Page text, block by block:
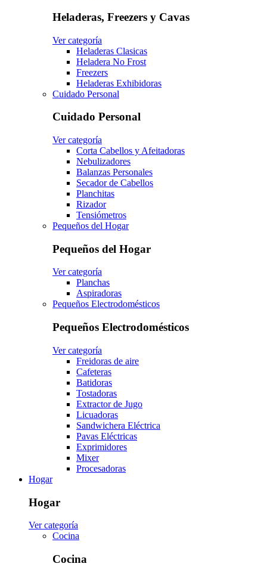
Heladeras, Freezers y Cavas
Ver categoría
Heladeras Clasicas
Heladera No Frost
Freezers
Heladeras Exhibidoras
Cuidado Personal
Cuidado Personal
Ver categoría
Corta Cabellos y Afeitadoras
Nebulizadores
Balanzas Personales
Secador de Cabellos
Planchitas
Rizador
Tensiómetros
Pequeños del Hogar
Pequeños del Hogar
Ver categoría
Planchas
Aspiradoras
Pequeños Electrodomésticos
Pequeños Electrodomésticos
Ver categoría
Freidoras de aire
Cafeteras
Batidoras
Tostadoras
Extractor de Jugo
Licuadoras
Sandwichera Eléctrica
Pavas Eléctricas
Exprimidores
Mixer
Procesadoras
Hogar
Hogar
Ver categoría
Cocina
Cocina